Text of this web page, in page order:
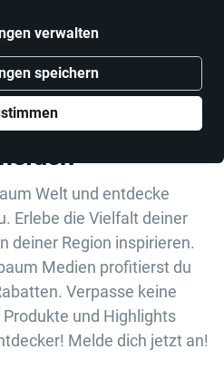
verwalten
speichern
werden.
„Heimat
Welt und entdecke
Erlebe die Vielfalt deiner
deiner Region inspirieren.
Medien profitierst du
Verpasse keine
und Highlights
Melde dich jetzt an!